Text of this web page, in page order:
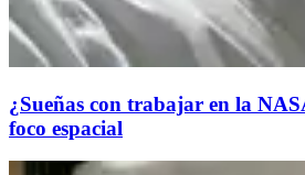
¿Sueñas con trabajar en la
foco espacial